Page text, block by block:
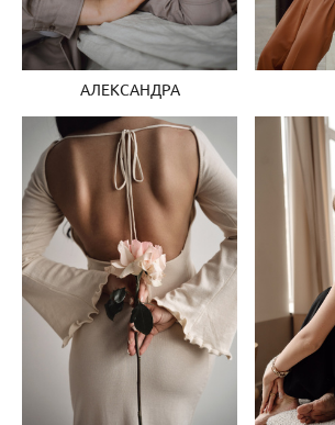
АЛЕКСАНДРА